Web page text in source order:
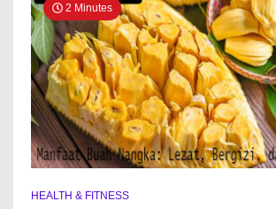
2 Minutes
HEALTH & FITNESS